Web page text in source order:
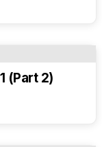
(Part 2)